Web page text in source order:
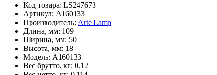
Код товара: LS247673
Артикул: A160133
Производитель: Arte Lamp
Длина, мм: 109
Ширина, мм: 50
Высота, мм: 18
Модель: A160133
Вес брутто, кг: 0.12